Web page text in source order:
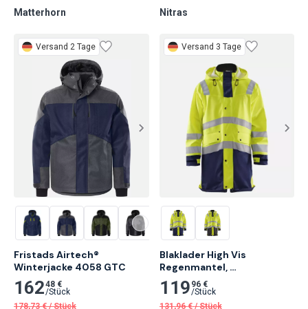
Matterhorn Nitras
Versand 2 Tage
Fristads Airtech®
Winterjacke 4058 GTC
16248 €
/Stück
178,73 € /Stück
Versand 3 Tage
Blaklader High Vis
Regenmantel,
Gelb/Marineblau
119 96 €
/Stück
131,96 € /Stück